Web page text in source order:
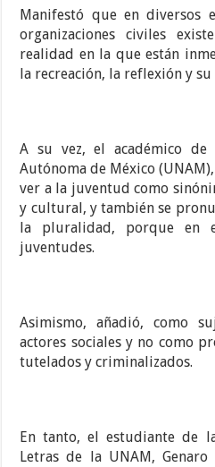
Manifestó que en diversos
organizaciones civiles
realidad en la que están
la recreación, la reflexión y su
A su vez, el académico de
Autónoma de México
ver a la juventud como
y cultural, y también se
la pluralidad, porque en
juventudes.
Asimismo, añadió, como
actores sociales y no como
tutelados y criminalizados.
En tanto, el estudiante de
Letras de la UNAM,